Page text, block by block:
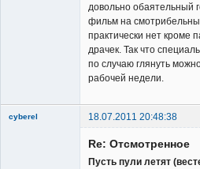
довольно обаятельный
фильм на
практически нет кроме
драчек. Так что
по случаю глянуть
рабочей недели.
cyberel
18.07.2011 20:48:38
Re: Отсмотренное
Пусть пули летят